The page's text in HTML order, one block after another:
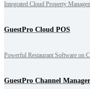
Integrated Cloud Property
GuestPro Cloud POS
Powerful Restaurant Software on
GuestPro Channel Manager